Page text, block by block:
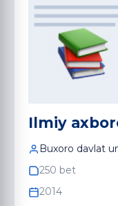
Ilmiy
Buxoro davlat
250 bet
2014